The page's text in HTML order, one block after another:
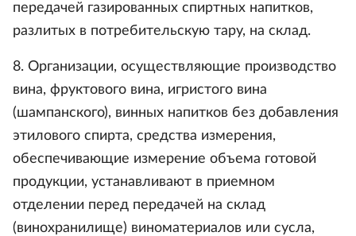
передачей газированных спиртных напитков,
разлитых в потребительскую тару, на склад.
8. Организации, осуществляющие производство
вина, фруктового вина, игристого вина
(шампанского), винных напитков без добавления
этилового спирта, средства измерения,
обеспечивающие измерение объема готовой
продукции, устанавливают в приемном
отделении перед передачей на склад
(винохранилище) виноматериалов или сусла,